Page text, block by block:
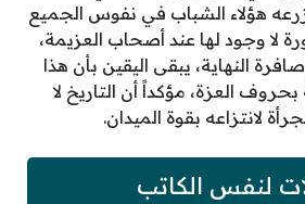
زرعه هؤلاء الشباب في نفوس الجميع
لا وجود لها عند أصحاب العزيمة،
النهاية، يبقى اليقين بأن هذا
العزة، مؤكداً أن التاريخ لا
لانتزاعه بقوة الميدان.
لنفس الكاتب